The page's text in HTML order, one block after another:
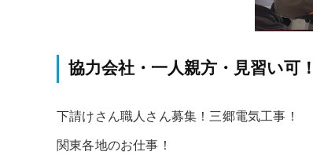
協力会社・一人親方・見習い可！
下請けさん職人さん募集！三郷電気工事！
関東各地のお仕事！